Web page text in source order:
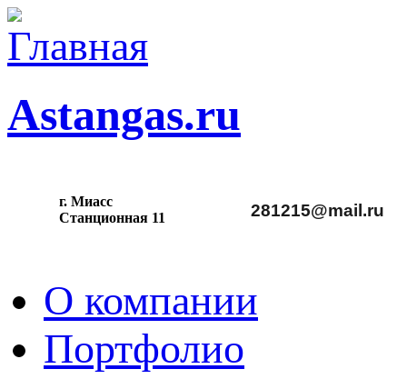
Astangas.ru
г. Миасс
Станционная 11 281215@mail.ru
О компании
Портфолио